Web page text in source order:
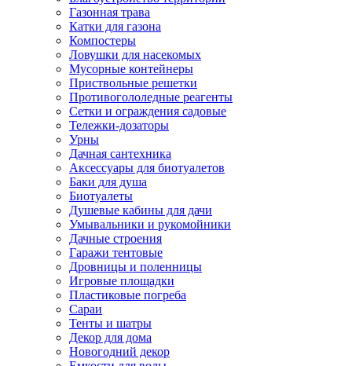
Газонная трава
Катки для газона
Компостеры
Ловушки для насекомых
Мусорные контейнеры
Приствольные решетки
Противогололедные реагенты
Сетки и ограждения садовые
Тележки-дозаторы
Урны
Дачная сантехника
Аксессуары для биотуалетов
Баки для душа
Биотуалеты
Душевые кабины для дачи
Умывальники и рукомойники
Дачные строения
Гаражи тентовые
Дровницы и поленницы
Игровые площадки
Пластиковые погреба
Сараи
Тенты и шатры
Декор для дома
Новогодний декор